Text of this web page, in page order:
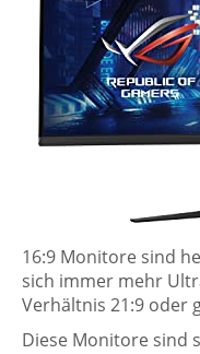
16:9 Monitore sind
sich immer mehr
Verhältnis 21:9 oder
Diese Monitore sind